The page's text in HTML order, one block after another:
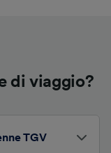
di viaggio?
TGV